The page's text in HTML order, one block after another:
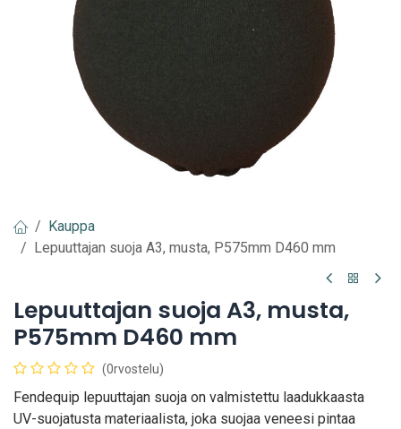
Kauppa
Lepuuttajan suoja A3, musta, P575mm D460 mm
Lepuuttajan suoja A3, musta,
P575mm D460 mm
(0rvostelu)
Fendequip lepuuttajan suoja on valmistettu laadukkaasta
UV-suojatusta materiaalista, joka suojaa veneesi pintaa